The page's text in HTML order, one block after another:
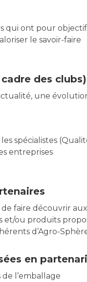
qui ont pour objectif
le savoir-faire
des clubs)
une
spécialistes
entreprises
faire découvrir
et/ou produits
d’Agro-
en
de l’emballage